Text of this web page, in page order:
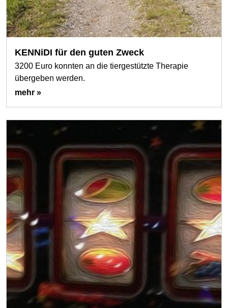
KENNiDI für den guten Zweck
3200 Euro konnten an die tiergestützte Therapie
übergeben werden.
mehr »